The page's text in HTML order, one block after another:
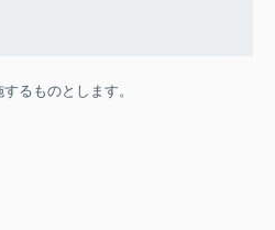
るものとします。